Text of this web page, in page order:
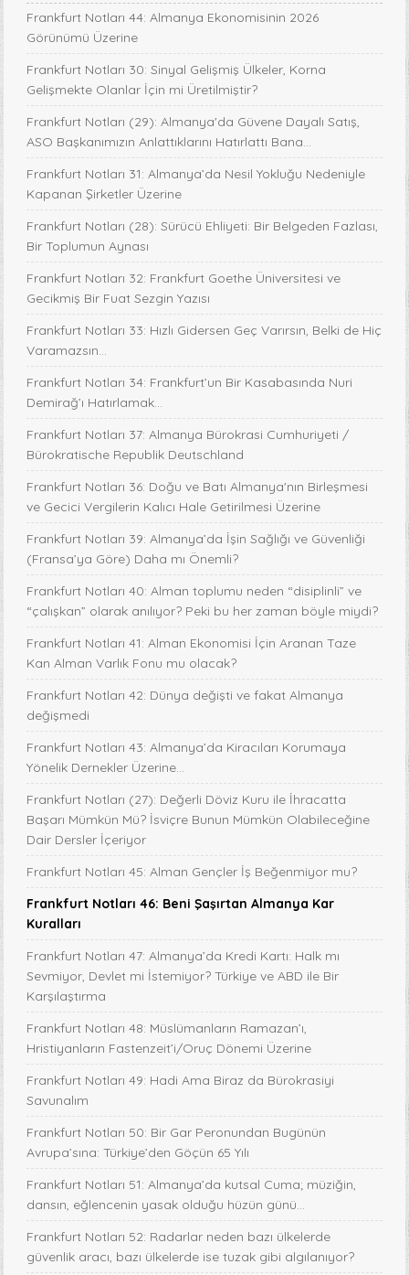
Frankfurt Notları 44: Almanya Ekonomisinin 2026
Görünümü Üzerine
Frankfurt Notları 30: Sinyal Gelişmiş Ülkeler, Korna
Gelişmekte Olanlar İçin mi Üretilmiştir?
Frankfurt Notları (29): Almanya'da Güvene Dayalı Satış,
ASO Başkanımızın Anlattıklarını Hatırlattı Bana...
Frankfurt Notları 31: Almanya’da Nesil Yokluğu Nedeniyle
Kapanan Şirketler Üzerine
Frankfurt Notları (28): Sürücü Ehliyeti: Bir Belgeden Fazlası,
Bir Toplumun Aynası
Frankfurt Notları 32: Frankfurt Goethe Üniversitesi ve
Gecikmiş Bir Fuat Sezgin Yazısı
Frankfurt Notları 33: Hızlı Gidersen Geç Varırsın, Belki de Hiç
Varamazsın...
Frankfurt Notları 34: Frankfurt’un Bir Kasabasında Nuri
Demirağ’ı Hatırlamak…
Frankfurt Notları 37: Almanya Bürokrasi Cumhuriyeti /
Bürokratische Republik Deutschland
Frankfurt Notları 36: Doğu ve Batı Almanya'nın Birleşmesi
ve Gecici Vergilerin Kalıcı Hale Getirilmesi Üzerine
Frankfurt Notları 39: Almanya’da İşin Sağlığı ve Güvenliği
(Fransa’ya Göre) Daha mı Önemli?
Frankfurt Notları 40: Alman toplumu neden “disiplinli” ve
“çalışkan” olarak anılıyor? Peki bu her zaman böyle miydi?
Frankfurt Notları 41: Alman Ekonomisi İçin Aranan Taze
Kan Alman Varlık Fonu mu olacak?
Frankfurt Notları 42: Dünya değişti ve fakat Almanya
değişmedi
Frankfurt Notları 43: Almanya’da Kiracıları Korumaya
Yönelik Dernekler Üzerine...
Frankfurt Notları (27): Değerli Döviz Kuru ile İhracatta
Başarı Mümkün Mü? İsviçre Bunun Mümkün Olabileceğine
Dair Dersler İçeriyor
Frankfurt Notları 45: Alman Gençler İş Beğenmiyor mu?
Frankfurt Notları 46: Beni Şaşırtan Almanya Kar
Kuralları
Frankfurt Notları 47: Almanya’da Kredi Kartı: Halk mı
Sevmiyor, Devlet mi İstemiyor? Türkiye ve ABD ile Bir
Karşılaştırma
Frankfurt Notları 48: Müslümanların Ramazan’ı,
Hristiyanların Fastenzeit’i/Oruç Dönemi Üzerine
Frankfurt Notları 49: Hadi Ama Biraz da Bürokrasiyi
Savunalım
Frankfurt Notları 50: Bir Gar Peronundan Bugünün
Avrupa’sına: Türkiye’den Göçün 65 Yılı
Frankfurt Notları 51: Almanya’da kutsal Cuma; müziğin,
dansın, eğlencenin yasak olduğu hüzün günü…
Frankfurt Notları 52: Radarlar neden bazı ülkelerde
güvenlik aracı, bazı ülkelerde ise tuzak gibi algılanıyor?